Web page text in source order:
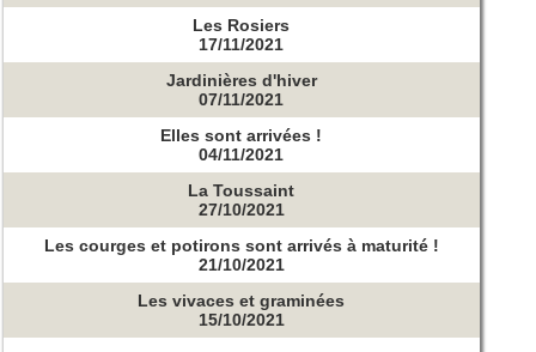
Les Rosiers
17/11/2021
Jardinières d'hiver
07/11/2021
Elles sont arrivées !
04/11/2021
La Toussaint
27/10/2021
Les courges et potirons sont arrivés à maturité !
21/10/2021
Les vivaces et graminées
15/10/2021